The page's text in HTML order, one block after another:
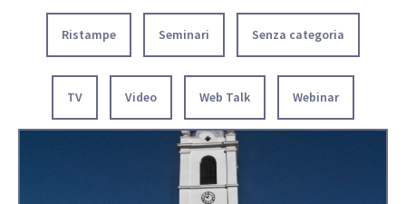
Ristampe Seminari Senza categoria
TV Video Web Talk Webinar